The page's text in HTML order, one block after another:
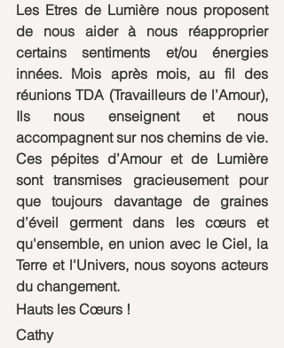
Les Etres de Lumière nous proposent
de nous aider à nous réapproprier
certains sentiments et/ou énergies
innées. Mois après mois, au fil des
réunions TDA (Travailleurs de l’Amour),
Ils nous enseignent et nous
accompagnent sur nos chemins de vie.
Ces pépites d’Amour et de Lumière
sont transmises gracieusement pour
que toujours davantage de graines
d’éveil germent dans les cœurs et
qu'ensemble, en union avec le Ciel, la
Terre et l'Univers, nous soyons acteurs
du changement.
Hauts les Cœurs !
Cathy